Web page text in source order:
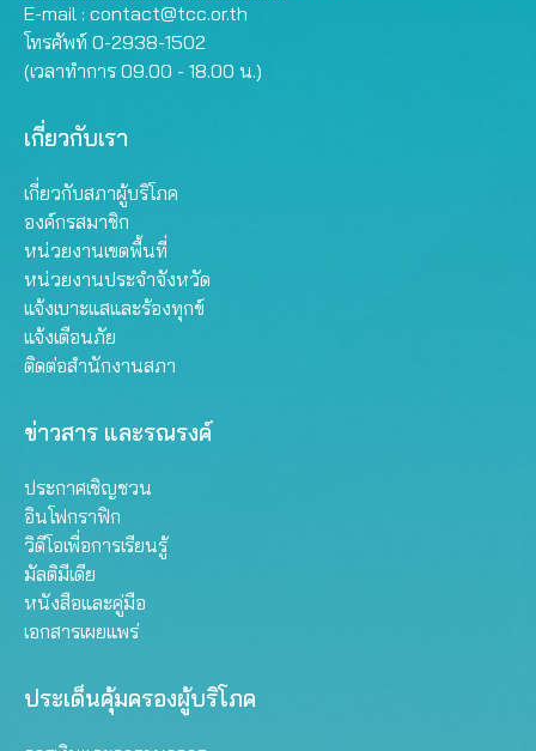
E-mail : contact@tcc.or.th
โทรศัพท์ 0-2938-1502
(เวลาทำการ 09.00 - 18.00 น.)
เกี่ยวกับเรา
เกี่ยวกับสภาผู้บริโภค
องค์กรสมาชิก
หน่วยงานเขตพื้นที่
หน่วยงานประจำจังหวัด
แจ้งเบาะแสและร้องทุกข์
แจ้งเตือนภัย
ติดต่อสำนักงานสภา
ข่าวสาร และรณรงค์
ประกาศเชิญชวน
อินโฟกราฟิก
วิดีโอเพื่อการเรียนรู้
มัลติมีเดีย
หนังสือและคู่มือ
เอกสารเผยแพร่
ประเด็นคุ้มครองผู้บริโภค